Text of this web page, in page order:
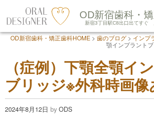
Skip
content
OD新宿歯科・
新宿3丁目駅C8出口出てすぐ
LINE友だち追加
OD新宿歯科・矯正歯科HOME > 歯のブログ > インプ
顎インプラント
（症例）下顎全顎イ
ブリッジ※外科時画像
2024年8月12日 by ODS